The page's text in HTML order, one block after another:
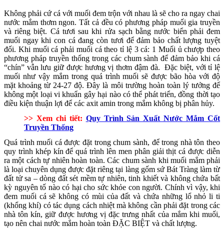
Không phải cứ cá với muối đem trộn với nhau là sẽ cho ra ngay chai
nước mắm thơm ngon. Tất cả đều có phương pháp muối gia truyền
và riêng biệt. Cá tươi sau khi rửa sạch bằng nước biển phải đem
muối ngay khi con cá đang còn tươi để đảm bảo chất lượng tuyệt
đối. Khi muối cá phải muối cá theo tỉ lệ 3 cá: 1 Muối ủ chượp theo
phương pháp truyền thống trong các chum sành để đảm bảo khi cá
“chín” vẫn lưu giữ được hương vị thơm đậm đà. Đặc biệt, với tỉ lệ
muối như vậy mắm trong quá trình muối sẽ được bão hòa với độ
mặt khoảng từ 24-27 độ. Đây là môi trường hoàn toàn lý tưởng để
không một loại vi khuẩn gây hại nào có thể phát triển, đồng thời tạo
điều kiện thuận lợi để các axit amin trong mắm không bị phân hủy.
>> Xem chi tiết: Quy Trình Sản Xuất Nước Mắm Cốt
Truyền Thống
Quá trình muối cá được đặt trong chum sành, để trong nhà tôn theo
quy trình khép kín để quá trình lên men phân giải thịt cá được diễn
ra một cách tự nhiên hoàn toàn. Các chum sành khi muối mắm phải
là loại chuyên dụng được đặt riêng tại làng gốm sứ Bát Tràng làm từ
đất tử sa – dòng đất sét mềm tự nhiên, tinh khiết và không chứa bất
kỳ nguyên tố nào có hại cho sức khỏe con người. Chính vì vậy, khi
đem muối cá sẽ không có mùi của đất và chứa những lổ nhỏ li ti
(khổng khí) có tác dụng cách nhiệt mà không cần phải đặt trong các
nhà tôn kín, giữ được hương vị đặc trưng nhất của mắm khi muối,
tạo nên chai nước mắm hoàn toàn ĐẶC BIỆT và chất lượng.